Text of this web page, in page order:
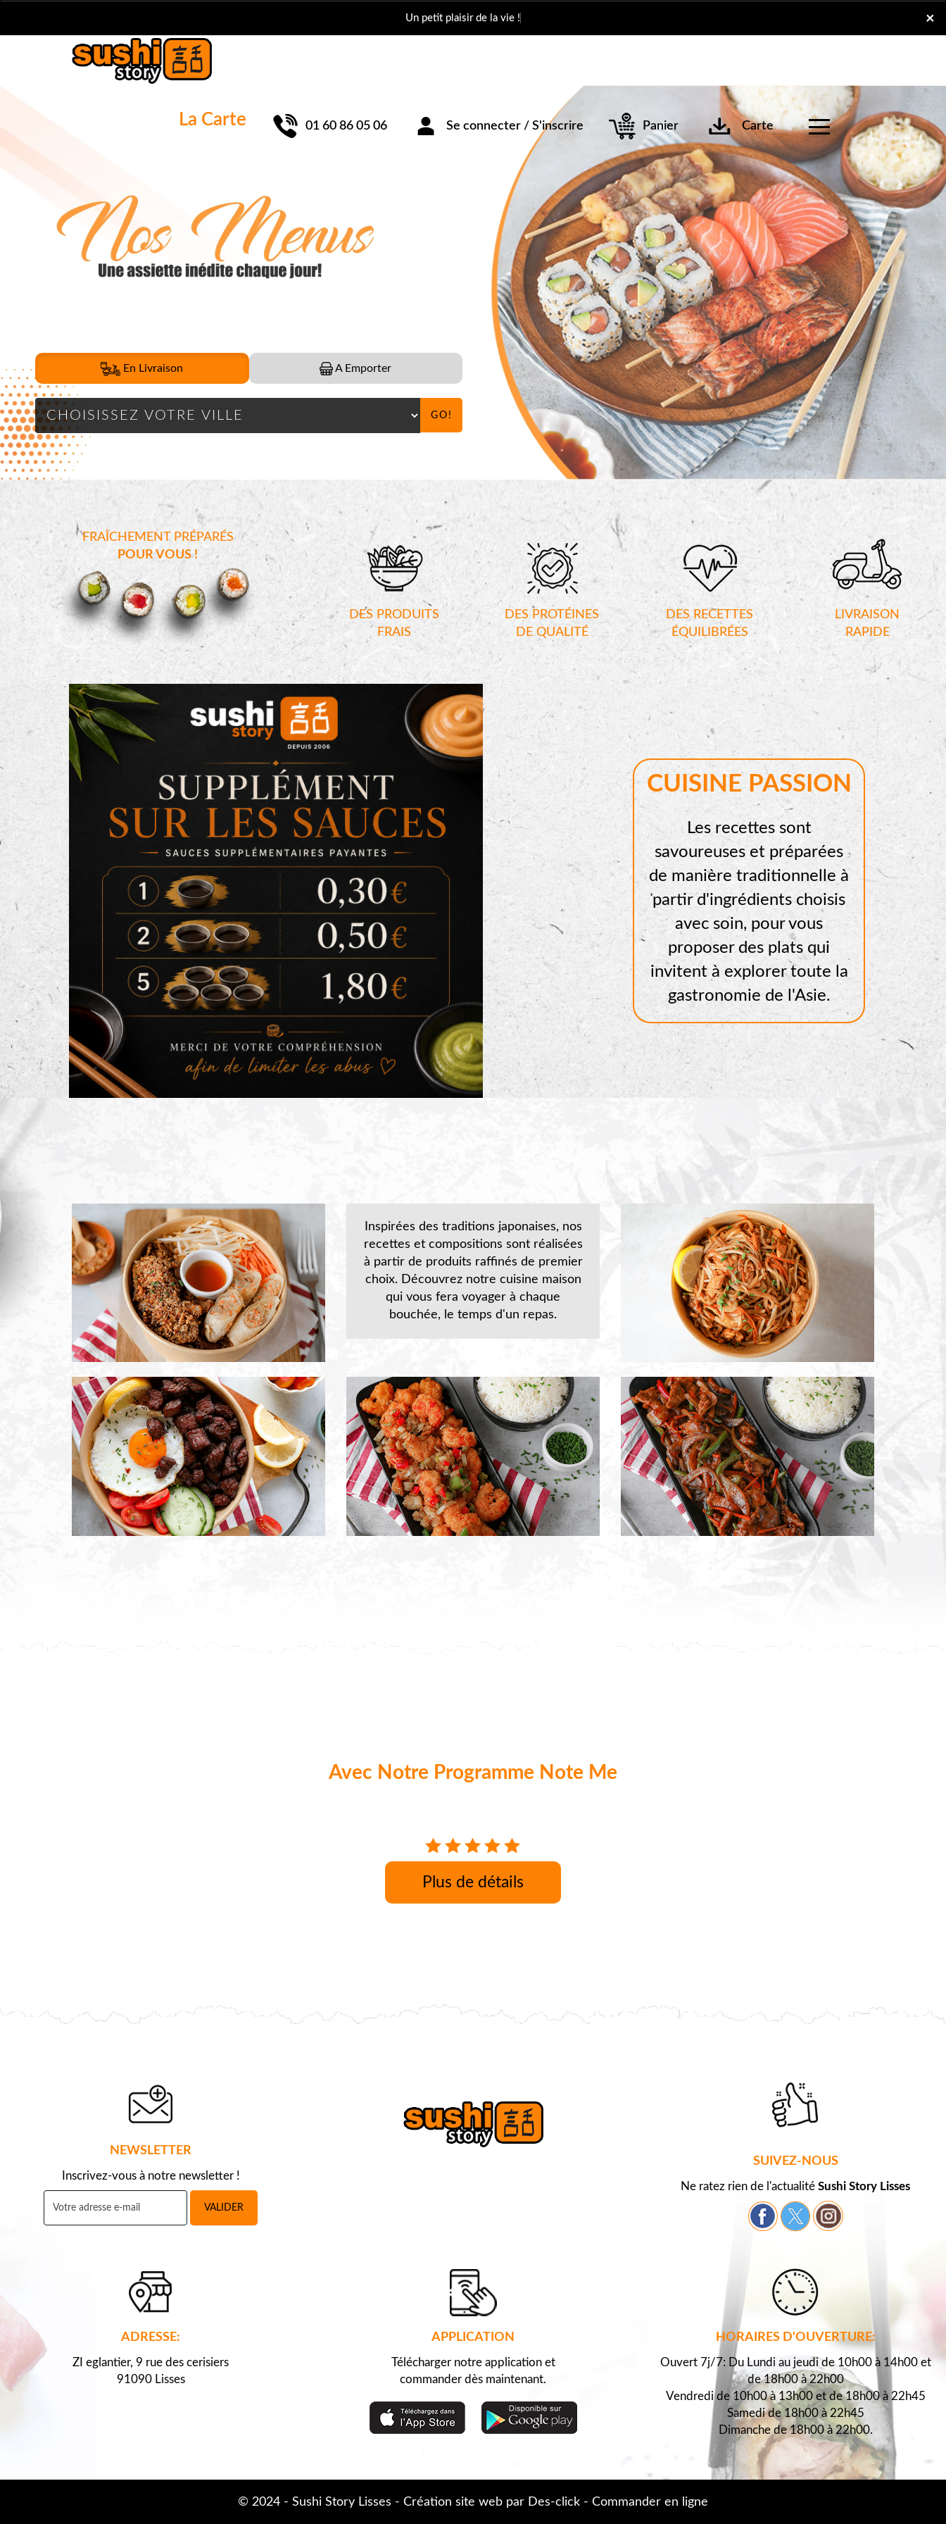
×
Un petit pla
La Carte 01 60 86 05 06 Se connecter / S'inscrire Panier Carte
x
En Livraison A Emporter
GO!
FRAÎCHEMENT PRÉPARÉS
POUR VOUS !
DES PRODUITS
FRAIS
DES PROTÉINES
DE QUALITÉ
DES RECETTES
ÉQUILIBRÉES
LIVRAISON
RAPIDE
CUISINE PASSION
Les recettes sont
savoureuses et préparées
de manière traditionnelle à
partir d'ingrédients choisis
avec soin, pour vous
proposer des plats qui
invitent à explorer toute la
gastronomie de l'Asie.
Inspirées des traditions japonaises, nos
recettes et compositions sont réalisées
à partir de produits raffinés de premier
choix. Découvrez notre cuisine maison
qui vous fera voyager à chaque
bouchée, le temps d'un repas.
Avec Notre Programme Note Me
Plus de détails
NEWSLETTER
Inscrivez-vous à notre newsletter !
VALIDER
SUIVEZ-NOUS
Ne ratez rien de l'actualité Sushi Story Lisses
ADRESSE:
ZI eglantier, 9 rue des cerisiers
91090 Lisses
APPLICATION
Télécharger notre application et
commander dès maintenant.
HORAIRES D'OUVERTURE:
Ouvert 7j/7: Du Lundi au jeudi de 10h00 à 14h00 et
de 18h00 à 22h00
Vendredi de 10h00 à 13h00 et de 18h00 à 22h45
Samedi de 18h00 à 22h45
Dimanche de 18h00 à 22h00.
© 2024 - Sushi Story Lisses - Création site web par Des-click - Commander en ligne